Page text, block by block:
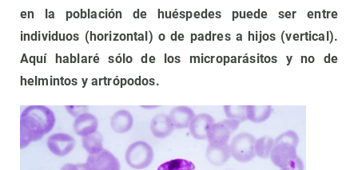
en la población de huéspedes puede ser entre
individuos (horizontal) o de padres a hijos (vertical).
Aquí hablaré sólo de los microparásitos y no de
helmintos y artrópodos.